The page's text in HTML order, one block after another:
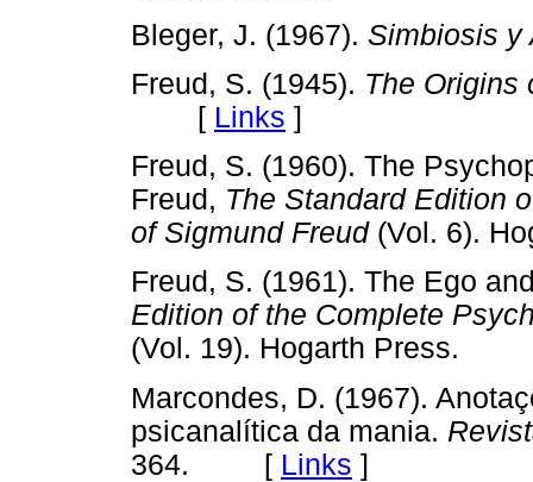
Bleger, J. (1967). Simbiosis
Freud, S. (1945). The
[ Links ]
Freud, S. (1960). The
Freud, The Standard Edition
of Sigmund Freud(Vol. 6).
Freud, S. (1961). The Ego
Edition of the Complete
(Vol. 19). Hogarth
Marcondes, D. (1967).
psicanalítica da mania.
364. [ Links ]